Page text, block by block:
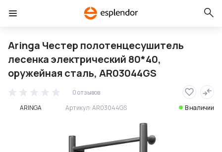
Aringa Честер полотенцесушитель
лесенка электрический 80*40,
оружейная сталь, AR03044GS
0 отзывов
ARINGA
Артикул:AR03044GS В наличии